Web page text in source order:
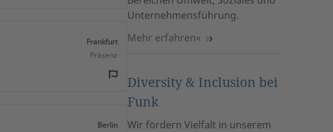
Unternehmensführung.
Mehr erfahren
Diversity & Inclusion bei
Funk
Wir fördern Vielfalt in unserem
Frankfurt
Präsenz
Berlin